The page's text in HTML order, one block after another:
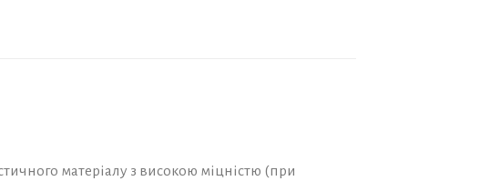
матеріалу з високою міцністю (при